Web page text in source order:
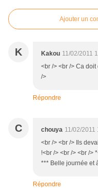
Ajouter un
K Kakou 11/02/2011
<br /> <br /> Ca
/>
Répondre
C chouya 11/02/2011
<br /> <br /> Ils
!<br /> <br /> <br />
*** Belle journée et
Répondre